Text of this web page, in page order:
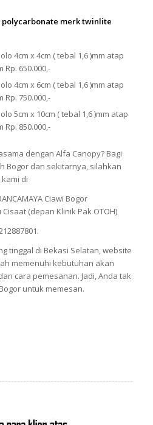
merk twinlite
4cm x 4cm ( tebal 1,6 )mm atap
650.000,-
4cm x 6cm ( tebal 1,6 )mm atap
750.000,-
5cm x 10cm ( tebal 1,6 )mm atap
850.000,-
dengan Alfa Canopy? Bagi
Bogor dan sekitarnya, silahkan
di
Ciawi Bogor
(depan Klinik Pak OTOH)
tinggal di Bekasi Selatan, website
memenuhi kebutuhan akan
cara pemesanan. Jadi, Anda tak
untuk memesan.